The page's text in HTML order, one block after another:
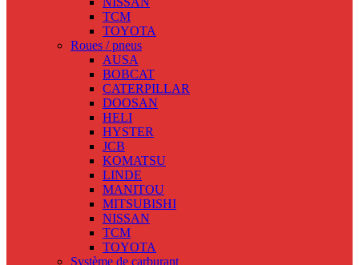
TCM
TOYOTA
Roues / pneus
AUSA
BOBCAT
CATERPILLAR
DOOSAN
HELI
HYSTER
JCB
KOMATSU
LINDE
MANITOU
MITSUBISHI
NISSAN
TCM
TOYOTA
Système de carburant